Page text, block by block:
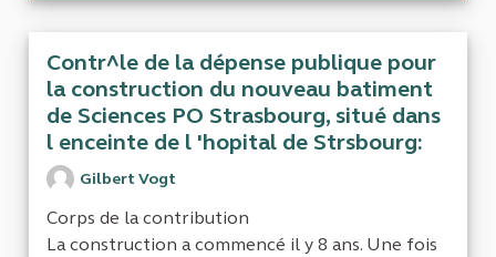
Contr^le de la dépense publique pour
la construction du nouveau batiment
de Sciences PO Strasbourg, situé dans
l enceinte de l 'hopital de Strsbourg:
Gilbert Vogt
Corps de la contribution
La construction a commencé il y 8 ans. Une fois